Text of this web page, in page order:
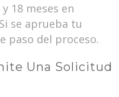
18 meses en
se aprueba tu
paso del proceso.
Una Solicitud